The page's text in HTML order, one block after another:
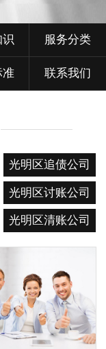
识 服务分类
准 联系我们
光明区追债公司
光明区讨账公司
光明区清账公司